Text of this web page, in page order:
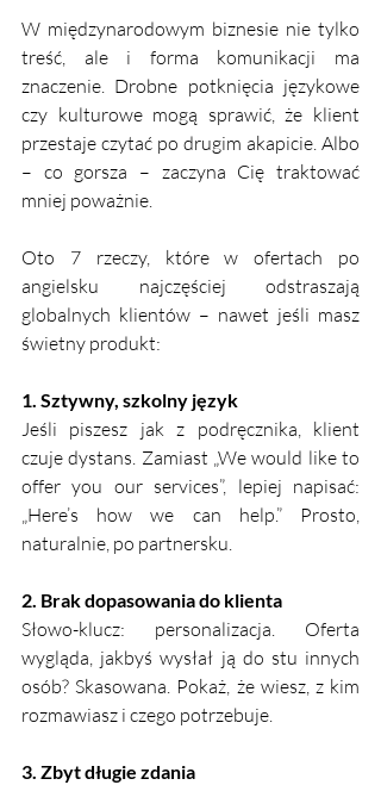
W międzynarodowym biznesie nie tylko
treść, ale i forma komunikacji ma
znaczenie. Drobne potknięcia językowe
czy kulturowe mogą sprawić, że klient
przestaje czytać po drugim akapicie. Albo
– co gorsza – zaczyna Cię traktować
mniej poważnie.
Oto 7 rzeczy, które w ofertach po
angielsku najczęściej odstraszają
globalnych klientów – nawet jeśli masz
świetny produkt:
1. Sztywny, szkolny język
Jeśli piszesz jak z podręcznika, klient
czuje dystans. Zamiast „We would like to
offer you our services”, lepiej napisać:
„Here’s how we can help.” Prosto,
naturalnie, po partnersku.
2. Brak dopasowania do klienta
Słowo-klucz: personalizacja. Oferta
wygląda, jakbyś wysłał ją do stu innych
osób? Skasowana. Pokaż, że wiesz, z kim
rozmawiasz i czego potrzebuje.
3. Zbyt długie zdania